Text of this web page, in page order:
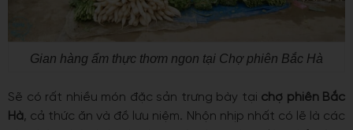
Gian hàng ẩm thực thơm ngon tại Chợ phiên Bắc Hà
Sẽ có rất nhiều món đặc sản trưng bày tại chợ phiên Bắc
Hà, cả thức ăn và đồ lưu niệm. Nhộn nhịp nhất có lẽ là các